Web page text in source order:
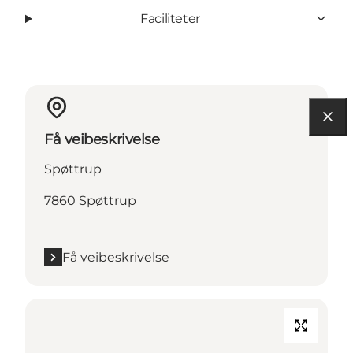
Faciliteter
Få veibeskrivelse
Spøttrup
7860 Spøttrup
Få veibeskrivelse